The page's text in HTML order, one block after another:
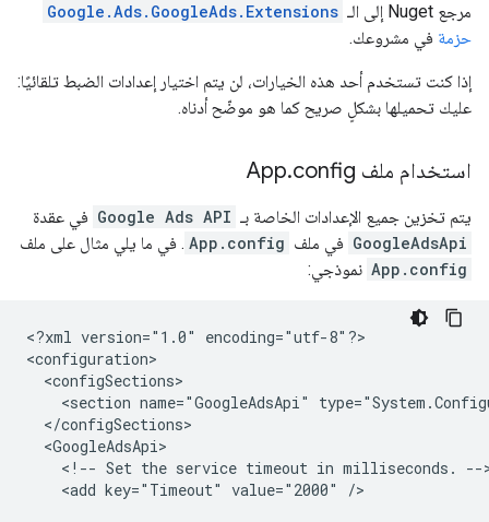
مرجع Nuget إلى الـ
Google.Ads.GoogleAds.Extensions
حزمة في مشروعك.
إذا كنت تستخدم أحد هذه الخيارات، لن يتم اختيار إعدادات الضبط تلقائيًا:
عليك تحميلها بشكلٍ صريح كما هو موضّح أدناه.
استخدام ملف App .config
يتم تخزين جميع الإعدادات الخاصة بـ Google Ads API في عقدة
GoogleAdsApi في ملف App.config . في ما يلي مثال على ملف
App.config نموذجي:
<?xml version="1.0"
encoding="utf-8"?>
<section name="GoogleAdsApi"
<!-- Set the service timeout in milliseconds.
<add key="Timeout" value="2000" />